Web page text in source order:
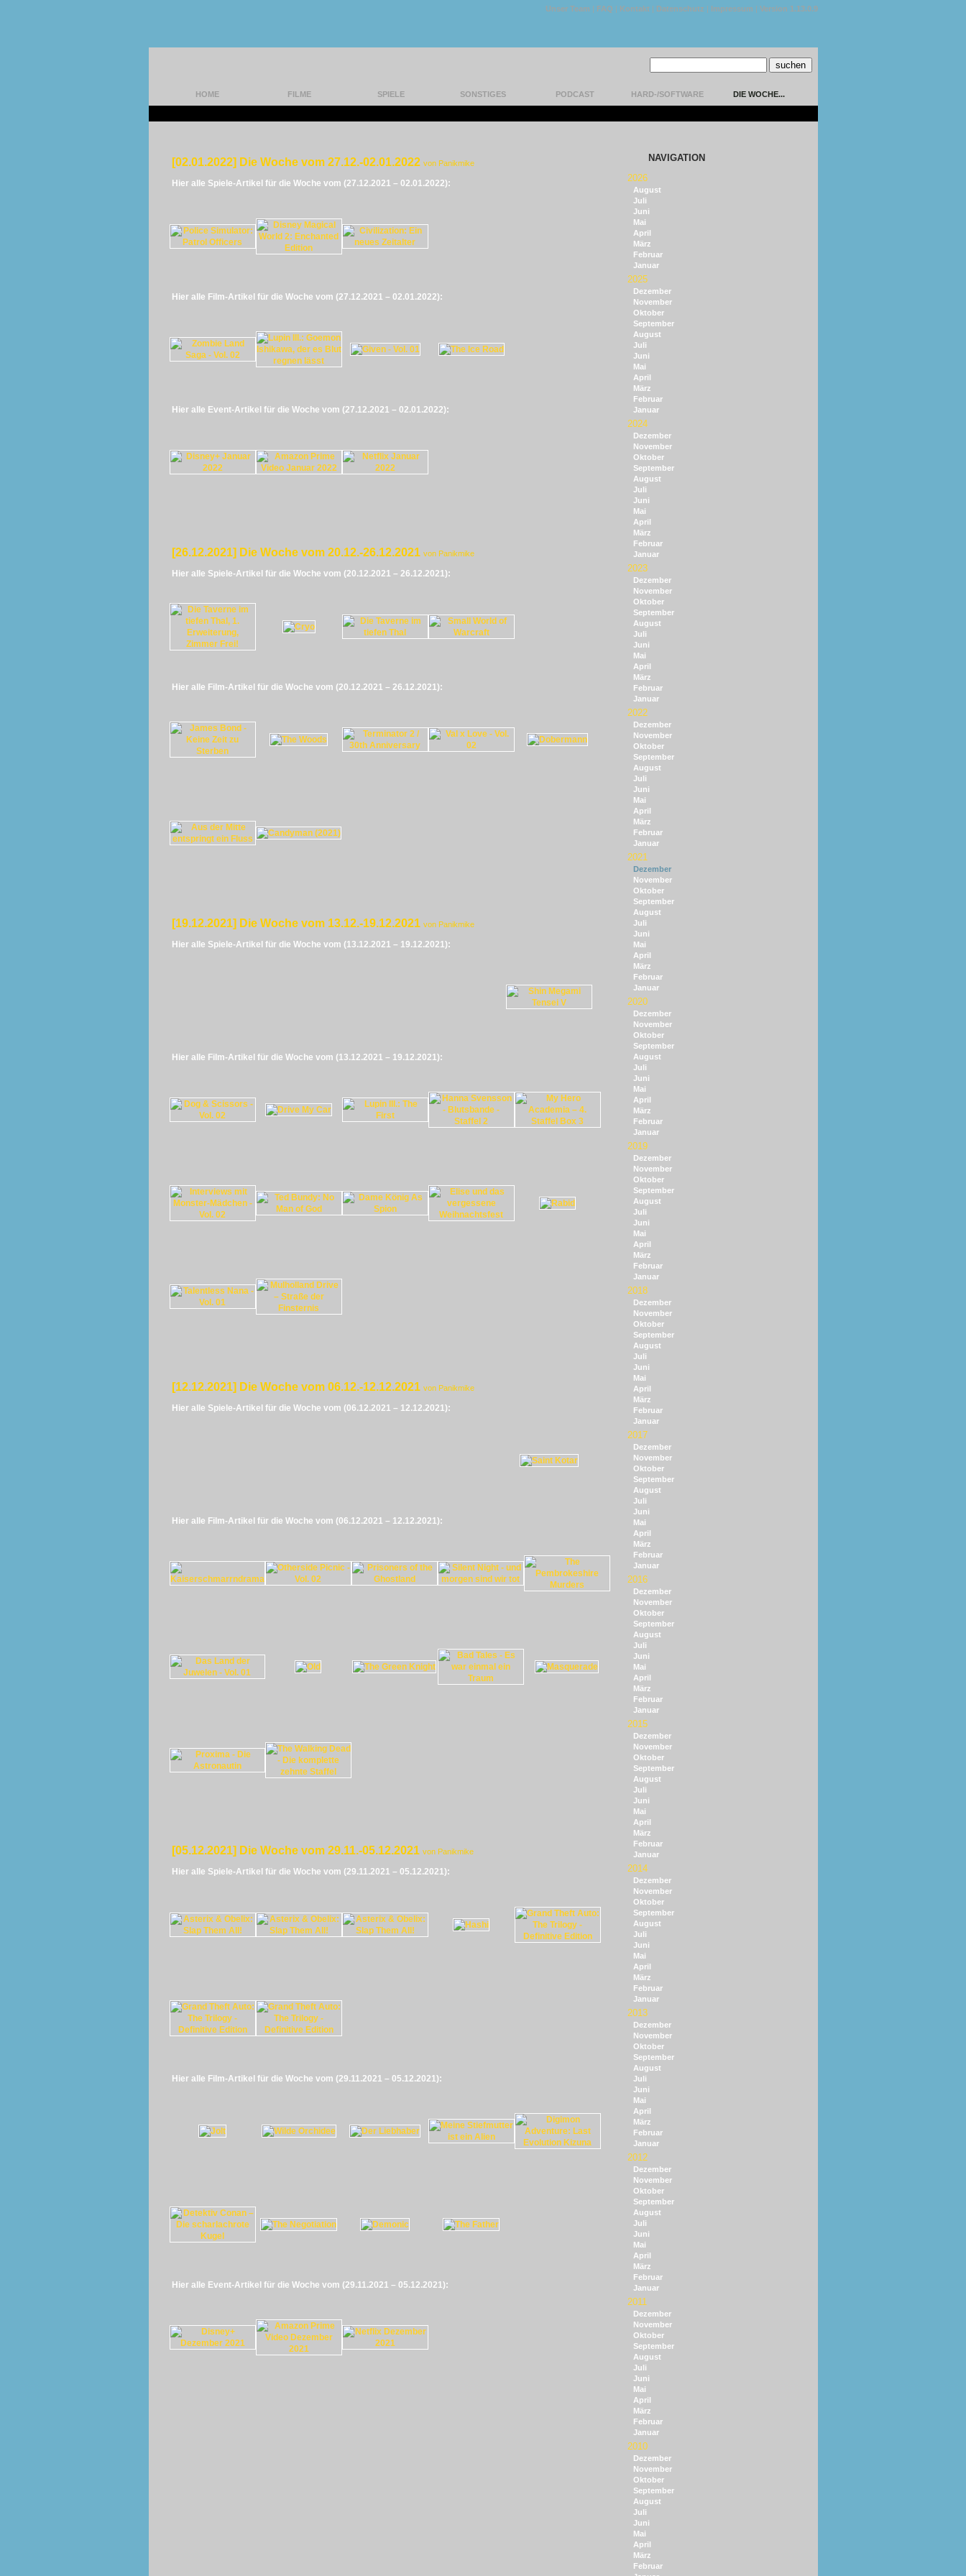
Unser Team | FAQ | Kontakt | Datenschutz | Impressum | Version 1.13.0.9
HOME FILME SPIELE SONSTIGES PODCAST HARD-/SOFTWARE DIE WOCHE...
[02.01.2022] Die Woche vom 27.12.-02.01.2022 von Panikmike
Hier alle Spiele-Artikel für die Woche vom (27.12.2021 – 02.01.2022):
Hier alle Film-Artikel für die Woche vom (27.12.2021 – 02.01.2022):
Hier alle Event-Artikel für die Woche vom (27.12.2021 – 02.01.2022):
[26.12.2021] Die Woche vom 20.12.-26.12.2021 von Panikmike
Hier alle Spiele-Artikel für die Woche vom (20.12.2021 – 26.12.2021):
Hier alle Film-Artikel für die Woche vom (20.12.2021 – 26.12.2021):
[19.12.2021] Die Woche vom 13.12.-19.12.2021 von Panikmike
Hier alle Spiele-Artikel für die Woche vom (13.12.2021 – 19.12.2021):
Hier alle Film-Artikel für die Woche vom (13.12.2021 – 19.12.2021):
[12.12.2021] Die Woche vom 06.12.-12.12.2021 von Panikmike
Hier alle Spiele-Artikel für die Woche vom (06.12.2021 – 12.12.2021):
Hier alle Film-Artikel für die Woche vom (06.12.2021 – 12.12.2021):
[05.12.2021] Die Woche vom 29.11.-05.12.2021 von Panikmike
Hier alle Spiele-Artikel für die Woche vom (29.11.2021 – 05.12.2021):
Hier alle Film-Artikel für die Woche vom (29.11.2021 – 05.12.2021):
Hier alle Event-Artikel für die Woche vom (29.11.2021 – 05.12.2021):
NAVIGATION
2026
August
Juli
Juni
Mai
April
März
Februar
Januar
2025
Dezember
November
Oktober
September
August
Juli
Juni
Mai
April
März
Februar
Januar
2024
Dezember
November
Oktober
September
August
Juli
Juni
Mai
April
März
Februar
Januar
2023
Dezember
November
Oktober
September
August
Juli
Juni
Mai
April
März
Februar
Januar
2022
Dezember
November
Oktober
September
August
Juli
Juni
Mai
April
März
Februar
Januar
2021
Dezember
November
Oktober
September
August
Juli
Juni
Mai
April
März
Februar
Januar
2020
Dezember
November
Oktober
September
August
Juli
Juni
Mai
April
März
Februar
Januar
2019
Dezember
November
Oktober
September
August
Juli
Juni
Mai
April
März
Februar
Januar
2018
Dezember
November
Oktober
September
August
Juli
Juni
Mai
April
März
Februar
Januar
2017
Dezember
November
Oktober
September
August
Juli
Juni
Mai
April
März
Februar
Januar
2016
Dezember
November
Oktober
September
August
Juli
Juni
Mai
April
März
Februar
Januar
2015
Dezember
November
Oktober
September
August
Juli
Juni
Mai
April
März
Februar
Januar
2014
Dezember
November
Oktober
September
August
Juli
Juni
Mai
April
März
Februar
Januar
2013
Dezember
November
Oktober
September
August
Juli
Juni
Mai
April
März
Februar
Januar
2012
Dezember
November
Oktober
September
August
Juli
Juni
Mai
April
März
Februar
Januar
2011
Dezember
November
Oktober
September
August
Juli
Juni
Mai
April
März
Februar
Januar
2010
Dezember
November
Oktober
September
August
Juli
Juni
Mai
April
März
Februar